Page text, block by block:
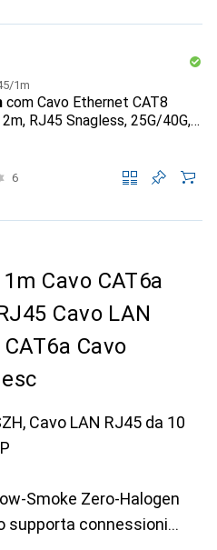
/1m
com Cavo Ethernet CAT8
RJ45 Snagless, 25G/40G,
100W PoE++, S/FTP, ca
6
1m Cavo CAT6a
Cavo LAN
Cavo
Cavo LAN RJ45 da 10
Smoke Zero-Halogen
supporta connessioni